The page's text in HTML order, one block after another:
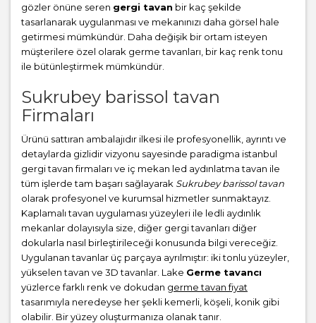
gözler önüne seren gergi tavan bir kaç şekilde
tasarlanarak uygulanması ve mekanınızı daha görsel hale
getirmesi mümkündür. Daha değişik bir ortam isteyen
müşterilere özel olarak germe tavanları, bir kaç renk tonu
ile bütünleştirmek mümkündür.
Sukrubey barissol tavan
Firmaları
Ürünü sattıran ambalajıdır ilkesi ile profesyonellik, ayrıntı ve
detaylarda gizlidir vizyonu sayesinde paradigma istanbul
gergi tavan firmaları ve iç mekan led aydınlatma tavan ile
tüm işlerde tam başarı sağlayarak Sukrubey barissol tavan
olarak profesyonel ve kurumsal hizmetler sunmaktayız.
Kaplamalı tavan uygulaması yüzeyleri ile ledli aydınlık
mekanlar dolayısıyla size, diğer gergi tavanları diğer
dokularla nasıl birleştirileceği konusunda bilgi vereceğiz.
Uygulanan tavanlar üç parçaya ayrılmıştır: iki tonlu yüzeyler,
yükselen tavan ve 3D tavanlar. Lake Germe tavancı
yüzlerce farklı renk ve dokudan germe tavan fiyat
tasarımıyla neredeyse her şekli kemerli, köşeli, konik gibi
olabilir. Bir yüzey oluşturmanıza olanak tanır.